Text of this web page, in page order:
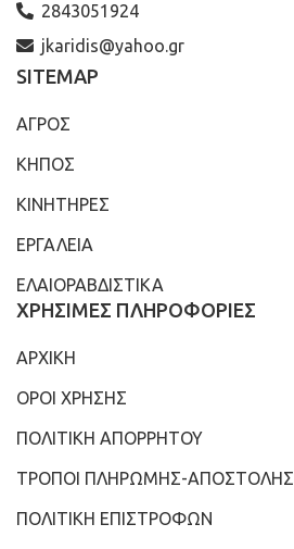
2843051924
jkaridis@yahoo.gr
SITEMAP
ΑΓΡΟΣ
ΚΗΠΟΣ
ΚΙΝΗΤΗΡΕΣ
ΕΡΓΑΛΕΙΑ
ΕΛΑΙΟΡΑΒΔΙΣΤΙΚΑ
ΧΡΗΣΙΜΕΣ ΠΛΗΡΟΦΟΡΙΕΣ
ΑΡΧΙΚΗ
ΟΡΟΙ ΧΡΗΣΗΣ
ΠΟΛΙΤΙΚΗ ΑΠΟΡΡΗΤΟΥ
ΤΡΟΠΟΙ ΠΛΗΡΩΜΗΣ-ΑΠΟΣΤΟΛΗΣ
ΠΟΛΙΤΙΚΗ ΕΠΙΣΤΡΟΦΩΝ